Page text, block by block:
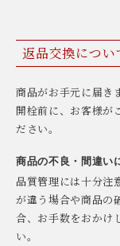
返品交換につい
商品がお手元に届き
開栓前に、お客様が
ださい。
商品の不良・間違い
品質管理には十分注
が違う場合や商品の
合、お手数をおかけ
い。